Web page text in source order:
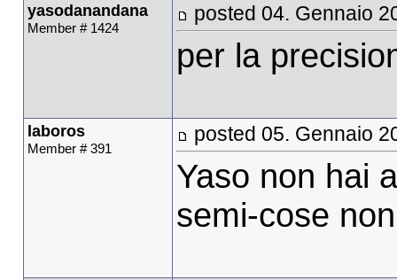
yasodanandana
Member # 1424
posted 04. Gennaio
per la
laboros
Member # 391
posted 05. Gennaio
Yaso non hai
semi-cose